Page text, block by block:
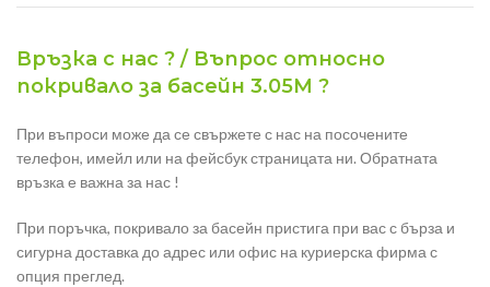
Връзка с нас ? / Въпрос относно
покривало за басейн 3.05М ?
При въпроси може да се свържете с нас на посочените
телефон, имейл или на фейсбук страницата ни. Обратната
връзка е важна за нас !
При поръчка, покривало за басейн пристига при вас с бърза и
сигурна доставка до адрес или офис на куриерска фирма с
опция преглед.